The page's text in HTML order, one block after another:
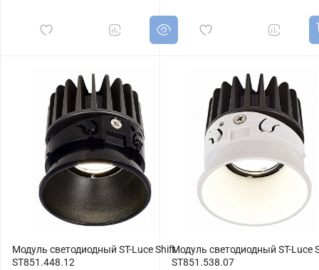
Модуль светодиодный ST-Luce Shift
ST851.448.12
Модуль светодиодный ST-Luce
ST851.538.07